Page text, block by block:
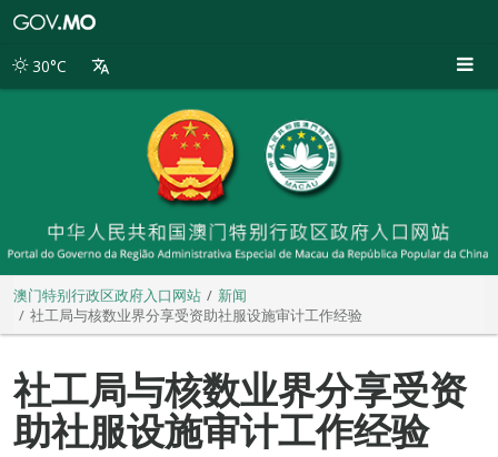
别
30°C
澳门特别行政区政府入口网站
新闻
社工局与核数业界分享受资助社服设施审计工作经验
社工局与核数业界分享受资
助社服设施审计工作经验